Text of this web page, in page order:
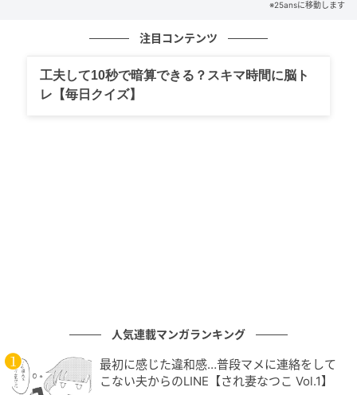
固執していました。僕がサインを拒み続けた結果、彼
らの手にする報酬が減ってしまい、それ以来、両親の
式の準備中には、母から『悪魔』とまで呼ばれまし
た。夫のいない僕の元乳母サンドラとニコラの祖母
彼はまた、ニコラが彼の行動を操っているという噂を
否定し、「僕は人生の大半を両親にコントロールさ
れ、圧倒されるような不安を抱えて育ちました。家族
※25ansに移動します
注目コンテンツ
工夫して10秒で暗算できる？スキマ時間に脳ト
レ【毎日クイズ】
人気連載マンガランキング
最初に感じた違和感…普段マメに連絡をして
こない夫からのLINE【され妻なつこ Vol.1】